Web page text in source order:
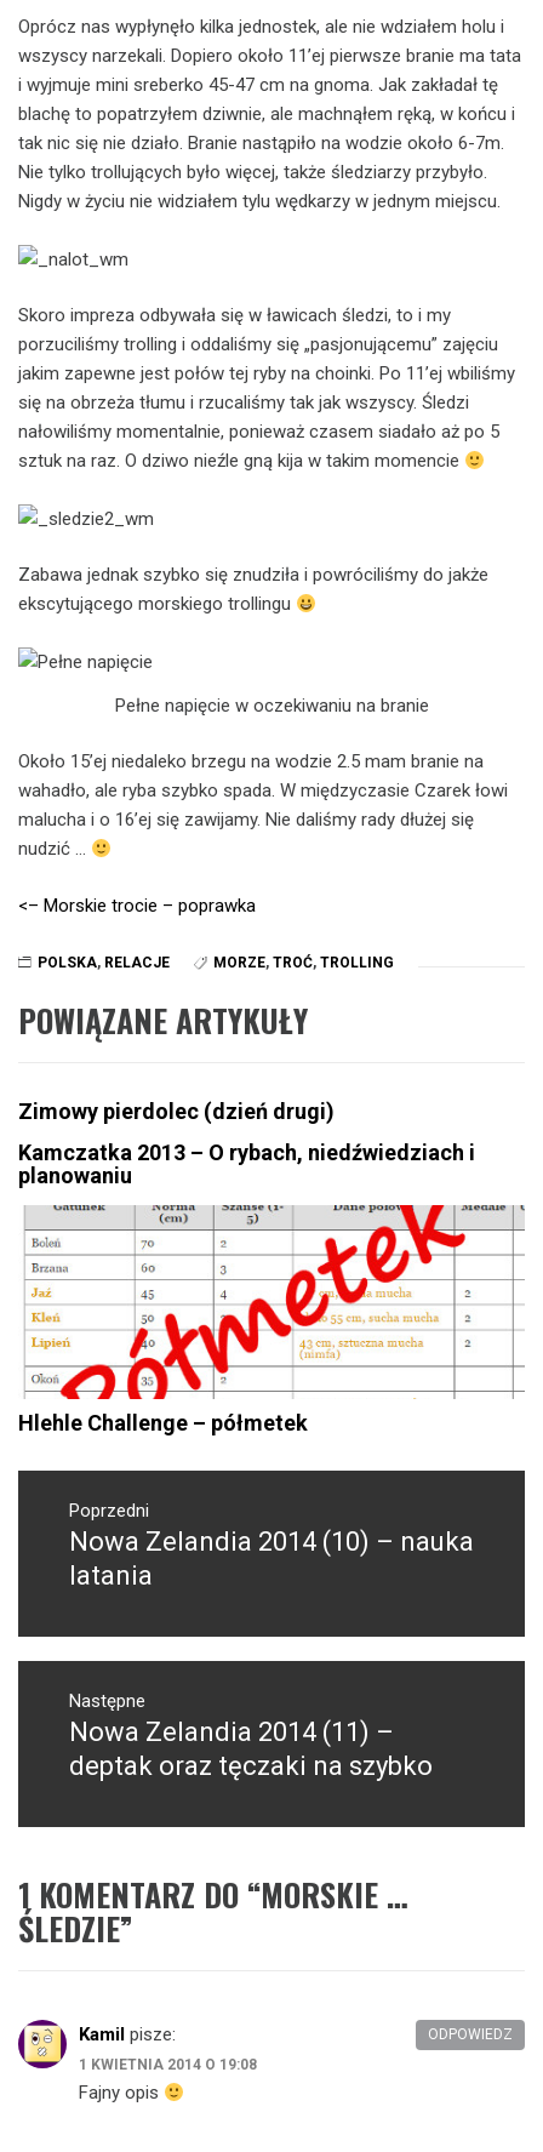
Oprócz nas wypłynęło kilka jednostek, ale nie wdziałem holu i
wszyscy narzekali. Dopiero około 11’ej pierwsze branie ma tata
i wyjmuje mini sreberko 45-47 cm na gnoma. Jak zakładał tę
blachę to popatrzyłem dziwnie, ale machnąłem ręką, w końcu i
tak nic się nie działo. Branie nastąpiło na wodzie około 6-7m.
Nie tylko trollujących było więcej, także śledziarzy przybyło.
Nigdy w życiu nie widziałem tylu wędkarzy w jednym miejscu.
Skoro impreza odbywała się w ławicach śledzi, to i my
porzuciliśmy trolling i oddaliśmy się „pasjonującemu” zajęciu
jakim zapewne jest połów tej ryby na choinki. Po 11’ej wbiliśmy
się na obrzeża tłumu i rzucaliśmy tak jak wszyscy. Śledzi
nałowiliśmy momentalnie, ponieważ czasem siadało aż po 5
sztuk na raz. O dziwo nieźle gną kija w takim momencie
Zabawa jednak szybko się znudziła i powróciliśmy do jakże
ekscytującego morskiego trollingu
Pełne napięcie w oczekiwaniu na branie
Około 15’ej niedaleko brzegu na wodzie 2.5 mam branie na
wahadło, ale ryba szybko spada. W międzyczasie Czarek łowi
malucha i o 16’ej się zawijamy. Nie daliśmy rady dłużej się
nudzić …
<– Morskie trocie – poprawka
POLSKA, RELACJE MORZE, TROĆ, TROLLING
POWIĄZANE ARTYKUŁY
Zimowy pierdolec (dzień drugi)
Kamczatka 2013 – O rybach, niedźwiedziach i
planowaniu
Hlehle Challenge – półmetek
Nawigacja
wpisuPoprzedni
Poprzedni
wpis:
Nowa Zelandia 2014 (10) – nauka
latania
Następne
Następny
post:
Nowa Zelandia 2014 (11) –
deptak oraz tęczaki na szybko
1 KOMENTARZ DO “MORSKIE …
ŚLEDZIE”
Kamil pisze:
1 KWIETNIA 2014 O 19:08
Fajny opis
ODPOWIEDZ